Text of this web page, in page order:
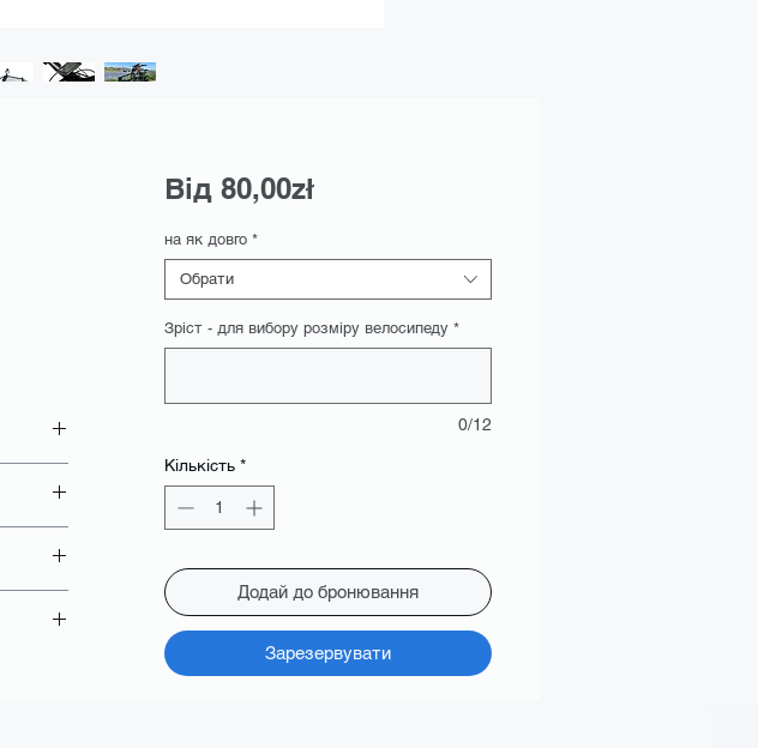
Від 80,00złЗа
на як довго *
Обрати
Зріст - для вибору розміру велосипеду *
0/12
Кількість *
Додай до бронювання
Зарезервувати